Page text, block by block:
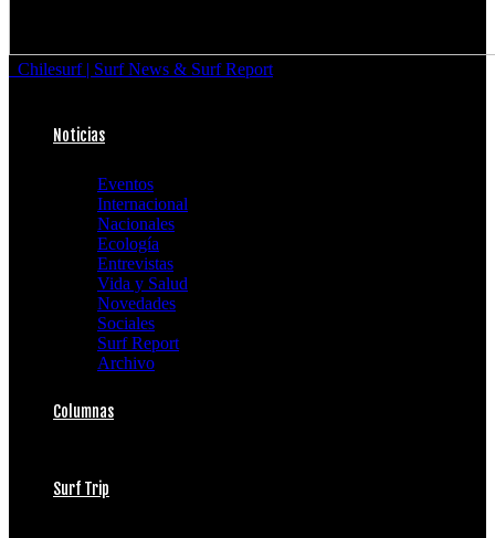
Chilesurf | Surf News & Surf Report
Noticias
Eventos
Internacional
Nacionales
Ecología
Entrevistas
Vida y Salud
Novedades
Sociales
Surf Report
Archivo
Columnas
Surf Trip